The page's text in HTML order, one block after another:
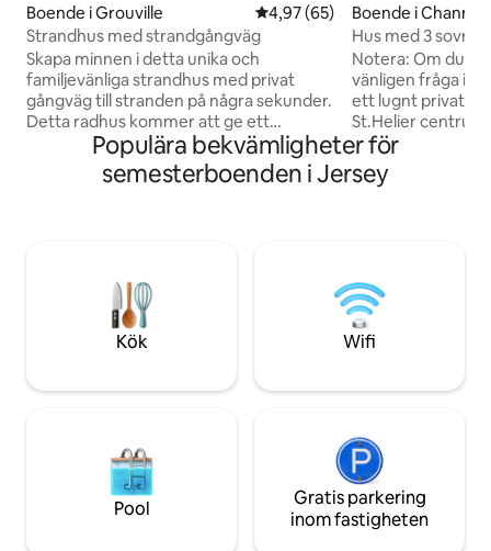
Boende i Grouville 4,97 av 5 i genomsnittligt
4,97 (65)
Strandhus med strandgångväg
Skapa minnen i detta unika och
familjevänliga strandhus med privat
gångväg till stranden på några sekunder.
Detta radhus kommer att ge ett
underbart välkomnande till antingen par
eller en familj, en dubbelsäng, 6' Queen-
säng, kan också vara enkelsängar, och
Helier, bara några minuter från en
vacker hamn och Gorey Castle.
Parkering på tomten för en bil
ytterligare parkering i närheten.
Boende i Channel
Hus med 3
Notera: Om du redan bor i Jersey,
vänligen fråga innan
ett lugnt privat
St.Helier centrum
eller 30 minuters
apotek är 2
minuter med bil
golfbana bara 2
driving range,
restaurang/bar.
Populära bekvämligheter för
semesterboenden i Jersey
Kök Wifi
Pool
Gratis parkering
inom fastigheten